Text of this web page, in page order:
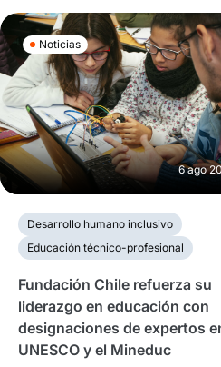
Noticias
6 ago
Desarrollo humano inclusivo
Educación técnico-profesional
Fundación Chile refuerza su
liderazgo en educación con
designaciones de expertos
UNESCO y el Mineduc